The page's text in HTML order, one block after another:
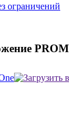
ограничений